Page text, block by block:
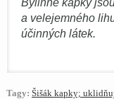
Bylinné kapky
a velejemného
účinných látek.
Tagy: Šišák kapky;